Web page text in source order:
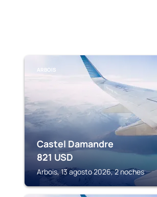
ARBOIS
Castel Damandre
821 USD
Arbois, 13 agosto 2026, 2 noches